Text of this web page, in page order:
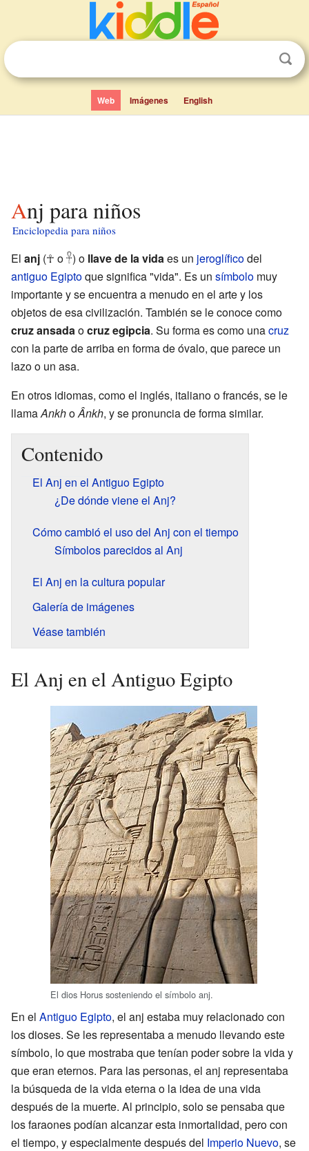
Web Imágenes English
Anj para niños
Enciclopedia para niños
El anj (☥ o 𓋹) o llave de la vidaes un jeroglíficodel
antiguo Egiptoque significa "vida". Es un símbolo muy
importante y se encuentra a menudo en el arte y los
objetos de esa civilización. También se le conoce como
cruz ansadaocruz egipcia. Su forma es como unacruz
con la parte de arriba en forma de óvalo, que parece un
lazo o un asa.
En otros idiomas, como el inglés, italiano o francés, se le
llamaAnkhoÂnkh, y se pronuncia de forma similar.
Contenido
El Anj en el Antiguo Egipto
¿De dónde viene el Anj?
Cómo cambió el uso del Anj con el tiempo
Símbolos parecidos al Anj
El Anj en la cultura popular
Galería de imágenes
Véase también
El Anj en el Antiguo Egipto
El dios Horus sosteniendo el símbolo anj.
En el Antiguo Egipto, el anj estaba muy relacionado con
los dioses. Se les representaba a menudo llevando este
símbolo, lo que mostraba que tenían poder sobre la vida y
que eran eternos. Para las personas, el anj representaba
la búsqueda de la vida eterna o la idea de una vida
después de la muerte. Al principio, solo se pensaba que
los faraones podían alcanzar esta inmortalidad, pero con
el tiempo, y especialmente después del Imperio Nuevo, se